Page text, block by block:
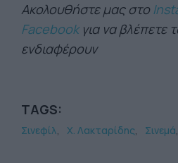
Ακολουθήστε μας στο
Facebookγια να βλέπετε
ενδιαφέρουν
TAGS:
Σινεφίλ Χ. Λακταρίδης Σινεμά